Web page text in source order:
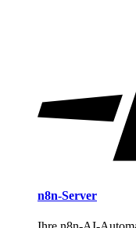
n8n-Server